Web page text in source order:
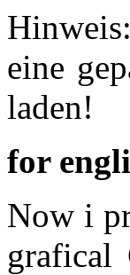
eine
laden!
for
Now i
grafical